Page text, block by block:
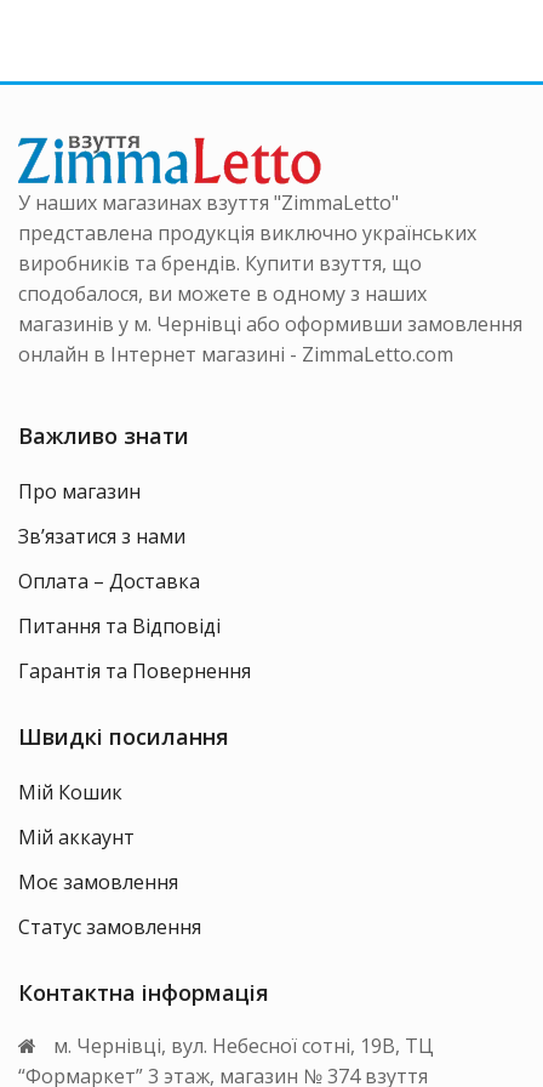
можна
сторінці
товару
У наших магазинах взуття "ZimmaLetto"
представлена продукція виключно українських
виробників та брендів. Купити взуття, що
сподобалося, ви можете в одному з наших
магазинів у м. Чернівці або оформивши замовлення
онлайн в Інтернет магазині - ZimmaLetto.com
Важливо знати
Про магазин
Зв’язатися з нами
Оплата – Доставка
Питання та Відповіді
Гарантія та Повернення
Швидкі посилання
Мій Кошик
Мій аккаунт
Моє замовлення
Статус замовлення
Контактна інформація
м. Чернівці, вул. Небесної сотні, 19В, ТЦ
“Формаркет” 3 этаж, магазин № 374 взуття